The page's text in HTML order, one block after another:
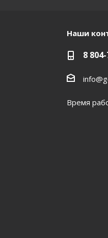
Наши
8
Время